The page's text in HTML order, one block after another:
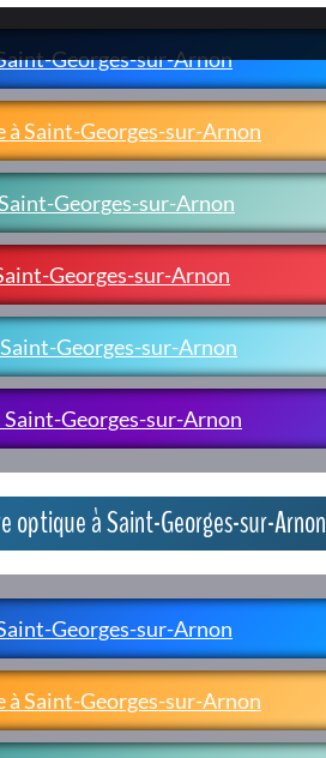
Georges-sur-Arnon
à Saint-Georges-sur-Arnon
Georges-sur-Arnon
Georges-sur-Arnon
Georges-sur-Arnon
Saint-Georges-sur-Arnon
à Saint-Georges-sur-Arnon
Georges-sur-Arnon
à Saint-Georges-sur-Arnon